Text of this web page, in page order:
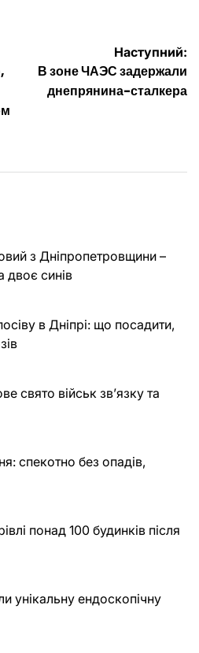
Наступний:
В зоне ЧАЭС задержали
днепрянина-сталкера
з Дніпропетровщини –
двоє синів
в Дніпрі: що посадити,
свято військ зв’язку та
спекотно без опадів,
понад 100 будинків після
унікальну ендоскопічну